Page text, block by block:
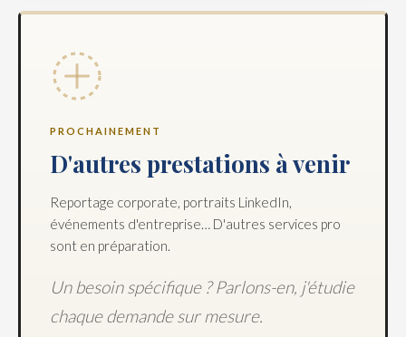
PROCHAINEMENT
D'autres prestations à venir
Reportage corporate, portraits LinkedIn,
événements d'entreprise… D'autres services pro
sont en préparation.
Un besoin spécifique ? Parlons-en, j'étudie
chaque demande sur mesure.